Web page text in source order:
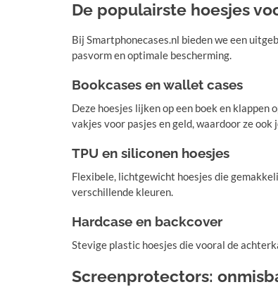
De populairste hoesjes
Bij Smartphonecases.nl bieden we een
pasvorm en optimale bescherming.
Bookcases en wallet cases
Deze hoesjes lijken op een boek en klappen
vakjes voor pasjes en geld, waardoor ze
TPU en siliconen hoesjes
Flexibele, lichtgewicht hoesjes die
verschillende kleuren.
Hardcase en backcover
Stevige plastic hoesjes die vooral de
Screenprotectors: